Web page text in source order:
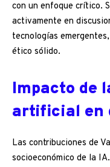
con un enfoque crítico.
activamente en
tecnologías
ético sólido.
Impacto de
artificial en
Las contribuciones de
socioeconómico de la